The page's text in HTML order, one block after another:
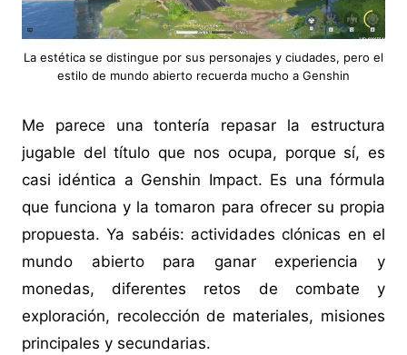
La estética se distingue por sus personajes y ciudades, pero el
estilo de mundo abierto recuerda mucho a Genshin
Me parece una tontería repasar la estructura
jugable del título que nos ocupa, porque sí, es
casi idéntica a Genshin Impact. Es una fórmula
que funciona y la tomaron para ofrecer su propia
propuesta. Ya sabéis: actividades clónicas en el
mundo abierto para ganar experiencia y
monedas, diferentes retos de combate y
exploración, recolección de materiales, misiones
principales y secundarias.